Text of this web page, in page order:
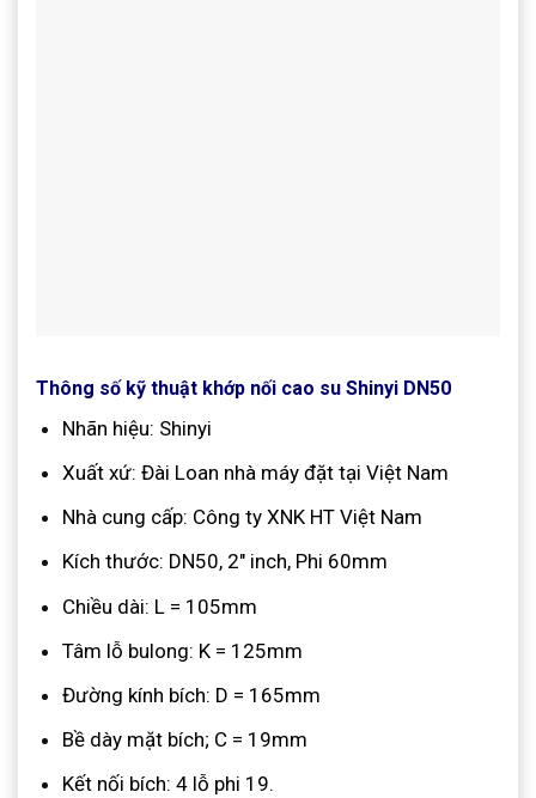
Thông số kỹ thuật khớp nối cao su Shinyi DN50
Nhãn hiệu: Shinyi
Xuất xứ: Đài Loan nhà máy đặt tại Việt Nam
Nhà cung cấp: Công ty XNK HT Việt Nam
Kích thước: DN50, 2″ inch, Phi 60mm
Chiều dài: L = 105mm
Tâm lỗ bulong: K = 125mm
Đường kính bích: D = 165mm
Bề dày mặt bích; C = 19mm
Kết nối bích: 4 lỗ phi 19.